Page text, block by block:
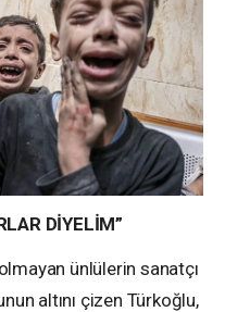
DİYELİM”
ünlülerin sanatçı
altını çizen Türkoğlu,